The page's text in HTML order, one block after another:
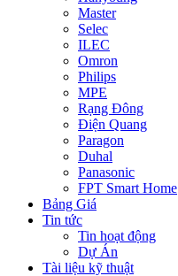
Master
Selec
ILEC
Omron
Philips
MPE
Rạng Đông
Điện Quang
Paragon
Duhal
Panasonic
FPT Smart Home
Bảng Giá
Tin tức
Tin hoạt động
Dự Án
Tài liệu kỹ thuật